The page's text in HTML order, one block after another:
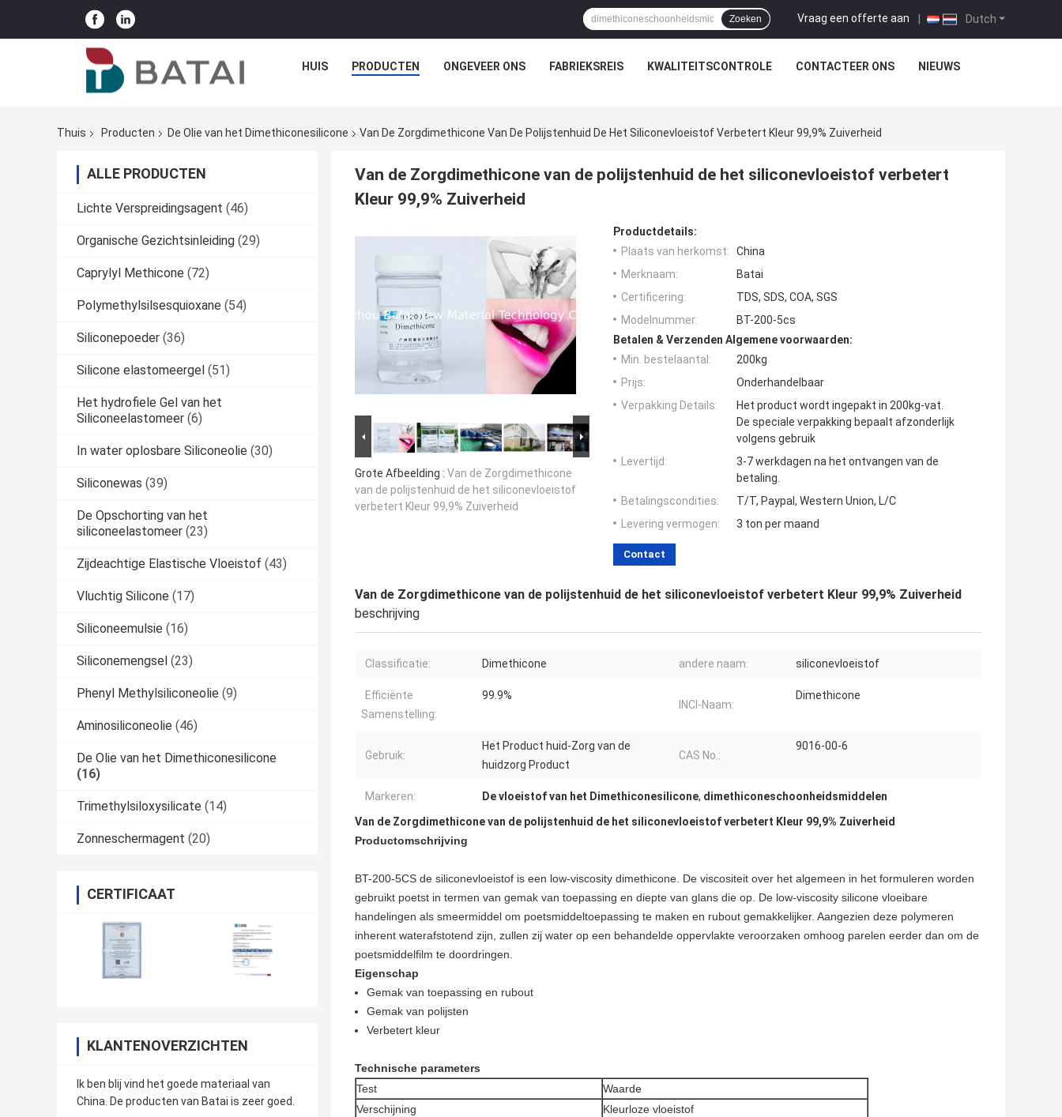
Dutch
Vraag een offerte aan |
Zoeken
HUIS PRODUCTEN ONGEVEER ONS FABRIEKSREIS KWALITEITSCONTROLE CONTACTEER ONS NIEUWS
Thuis Producten De Olie van het Dimethiconesilicone Van De Zorgdimethicone Van De Polijstenhuid De Het Siliconevloeistof Verbetert Kleur 99,9% Zuiverheid
ALLE PRODUCTEN
Lichte Verspreidingsagent (46)
Organische Gezichtsinleiding (29)
Caprylyl Methicone (72)
Polymethylsilsesquioxane (54)
Siliconepoeder (36)
Silicone elastomeergel (51)
Het hydrofiele Gel van het
Siliconeelastomeer (6)
In water oplosbare Siliconeolie (30)
Siliconewas (39)
De Opschorting van het
siliconeelastomeer (23)
Zijdeachtige Elastische Vloeistof (43)
Vluchtig Silicone (17)
Siliconeemulsie (16)
Siliconemengsel (23)
Phenyl Methylsiliconeolie (9)
Aminosiliconeolie (46)
De Olie van het Dimethiconesilicone
(16)
Trimethylsiloxysilicate (14)
Zonneschermagent (20)
CERTIFICAAT
KLANTENOVERZICHTEN
Ik ben blij vind het goede materiaal van
China. De producten van Batai is zeer goed.
Van de Zorgdimethicone van de polijstenhuid de het siliconevloeistof verbetert
Kleur 99,9% Zuiverheid
Grote Afbeelding : Van de Zorgdimethicone
van de polijstenhuid de het siliconevloeistof
verbetert Kleur 99,9% Zuiverheid
Productdetails:
Plaats van herkomst:
China
Merknaam:
Batai
Certificering:
TDS, SDS, COA, SGS
Modelnummer:
BT-200-5cs
Betalen & Verzenden Algemene voorwaarden:
Min. bestelaantal:
200kg
Prijs:
Onderhandelbaar
Verpakking Details:
Het product wordt ingepakt in 200kg-vat.
De speciale verpakking bepaalt afzonderlijk
volgens gebruik
Levertijd:
3-7 werkdagen na het ontvangen van de
betaling.
Betalingscondities:
T/T, Paypal, Western Union, L/C
Levering vermogen:
3 ton per maand
Contact
Van de Zorgdimethicone van de polijstenhuid de het siliconevloeistof verbetert Kleur 99,9% Zuiverheid
beschrijving
Classificatie: Dimethicone andere naam: siliconevloeistof
Efficiënte
Samenstelling:
99.9%
INCI-Naam:
Dimethicone
Gebruik:
Het Product huid-Zorg van de
huidzorg Product
CAS No.:
9016-00-6
Markeren: De vloeistof van het Dimethiconesilicone, dimethiconeschoonheidsmiddelen
Van de Zorgdimethicone van de polijstenhuid de het siliconevloeistof verbetert Kleur 99,9% Zuiverheid
Productomschrijving
BT-200-5CS de siliconevloeistof is een low-viscosity dimethicone. De viscositeit over het algemeen in het formuleren worden
gebruikt poetst in termen van gemak van toepassing en diepte van glans die op. De low-viscosity silicone vloeibare
handelingen als smeermiddel om poetsmiddeltoepassing te maken en rubout gemakkelijker. Aangezien deze polymeren
inherent waterafstotend zijn, zullen zij water op een behandelde oppervlakte veroorzaken omhoog parelen eerder dan om de
poetsmiddelfilm te doordringen.
Eigenschap
Gemak van toepassing en rubout
Gemak van polijsten
Verbetert kleur
Technische parameters
Test
Waarde
Verschijning
Kleurloze vloeistof